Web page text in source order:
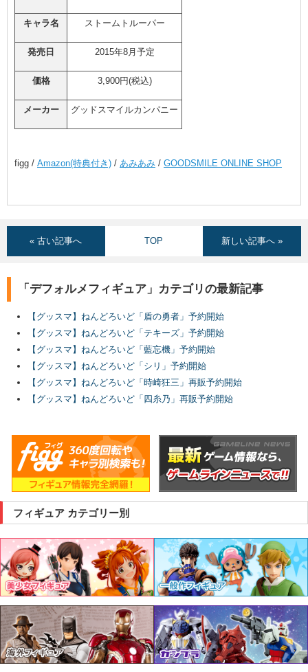
キャラ名 ストームトルーパー
発売日 2015年8月予定
価格 3,900円(税込)
メーカー グッドスマイルカンパニー
figg / Amazon(特典付き) / あみあみ / GOODSMILE ONLINE SHOP
« 古い記事へ TOP 新しい記事へ »
「デフォルメフィギュア」カテゴリの最新記事
【グッスマ】ねんどろいど「盾の勇者」予約開始
【グッスマ】ねんどろいど「テキーズ」予約開始
【グッスマ】ねんどろいど「藍忘機」予約開始
【グッスマ】ねんどろいど「シリ」予約開始
【グッスマ】ねんどろいど「時崎狂三」再販予約開始
【グッスマ】ねんどろいど「四糸乃」再販予約開始
フィギュア カテゴリー別